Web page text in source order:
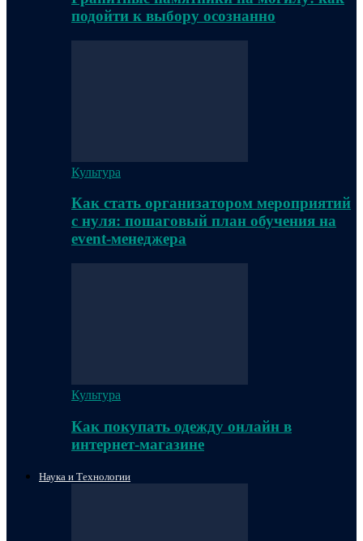
подойти к выбору осознанно
Культура
Как стать организатором мероприятий
с нуля: пошаговый план обучения на
event-менеджера
Культура
Как покупать одежду онлайн в
интернет-магазине
Наука и Технологии